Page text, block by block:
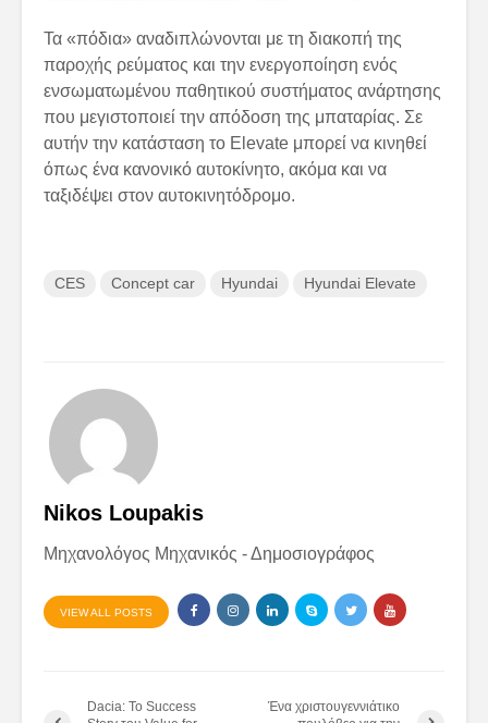
Τα «πόδια» αναδιπλώνονται με τη διακοπή της
παροχής ρεύματος και την ενεργοποίηση ενός
ενσωματωμένου παθητικού συστήματος ανάρτησης
που μεγιστοποιεί την απόδοση της μπαταρίας. Σε
αυτήν την κατάσταση το Elevate μπορεί να κινηθεί
όπως ένα κανονικό αυτοκίνητο, ακόμα και να
ταξιδέψει στον αυτοκινητόδρομο.
CES Concept car Hyundai Hyundai Elevate
Nikos Loupakis
Μηχανολόγος Μηχανικός - Δημοσιογράφος
VIEW ALL POSTS
Dacia: Το Success
Ένα χριστουγεννιάτικο